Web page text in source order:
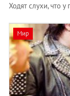
Ходят слухи, что
Мир